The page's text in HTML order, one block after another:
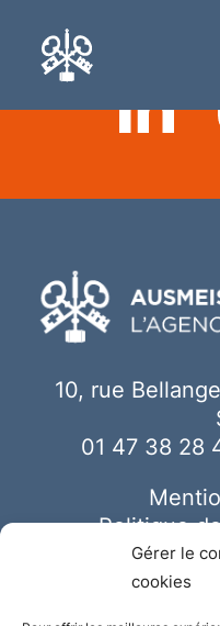
Gérer le
cookies
10, rue
01 47 38 28
Politique